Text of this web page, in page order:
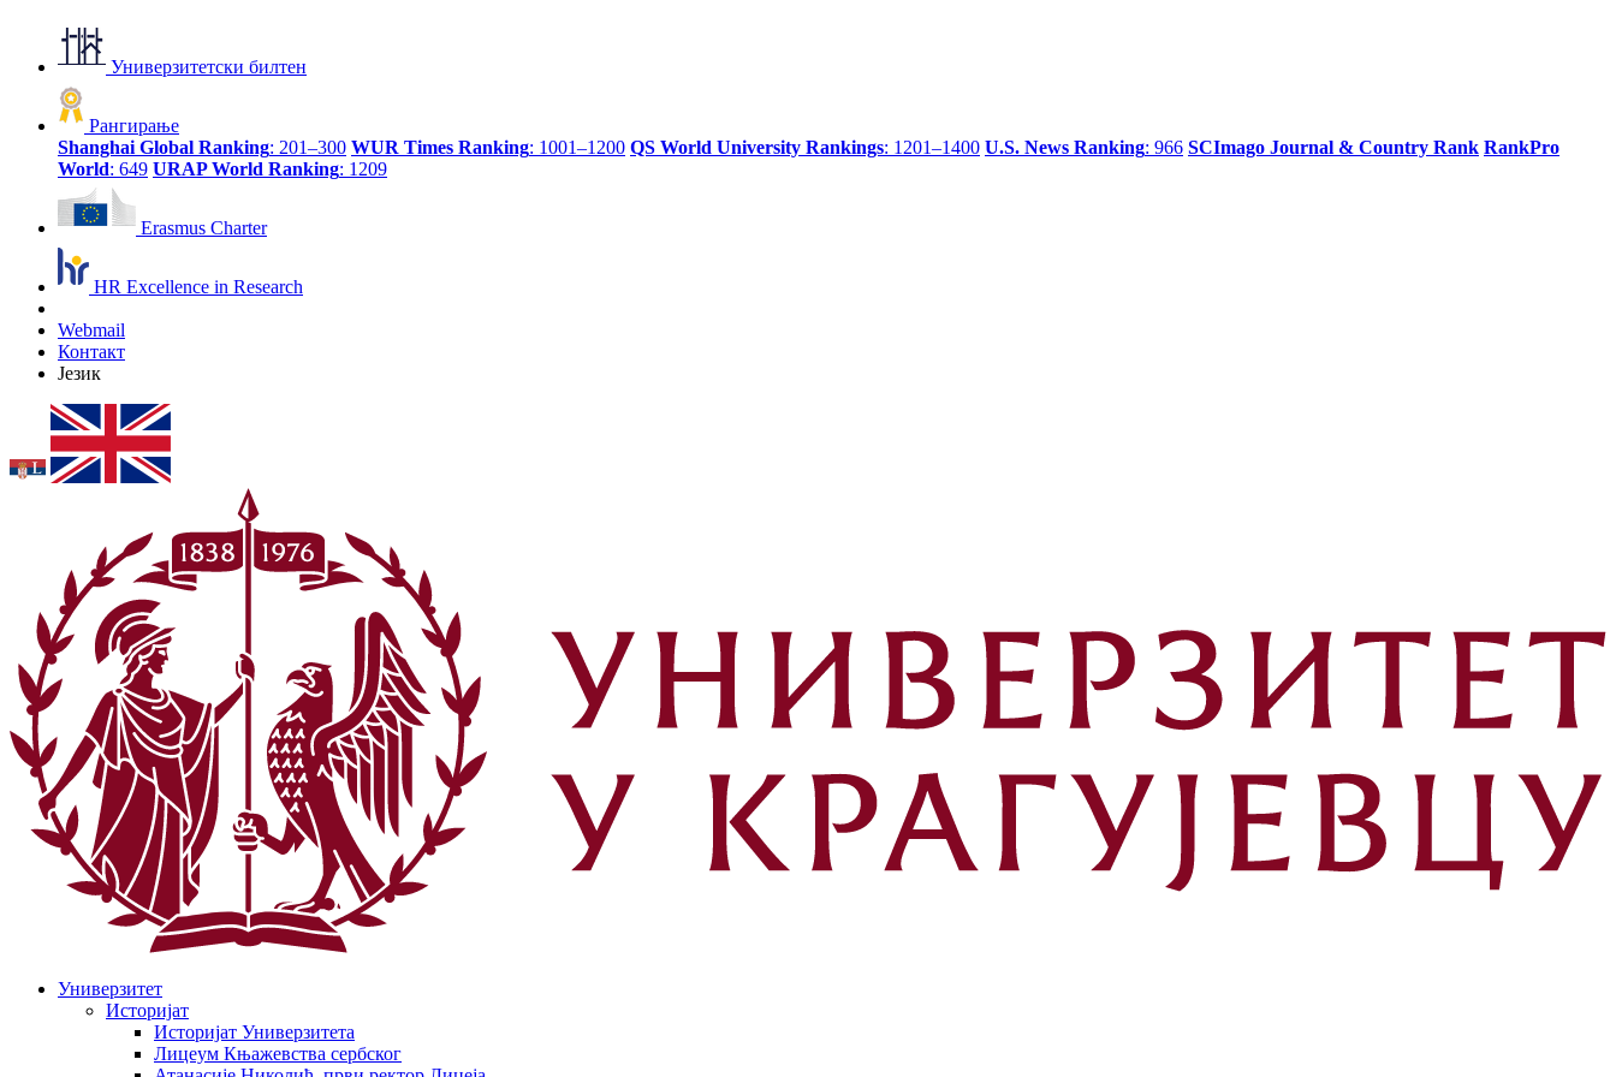
Универзитетски билтен
Рангирање
Shanghai Global Ranking: 201–300 WUR Times Ranking: 1001–1200 QS World University Rankings: 1201–1400 U.S. News Ranking: 966 SCImago Journal & Country Rank RankPro
World: 649 URAP World Ranking: 1209
Erasmus Charter
HR Excellence in Research
Webmail
Контакт
Језик
Универзитет
Историјат
Историјат Универзитета
Лицеум Књажевства сербског